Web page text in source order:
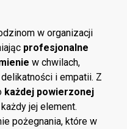
w organizacji
profesjonalne
w chwilach,
i empatii. Z
każdej powierzonej
jej element.
pożegnania, które w